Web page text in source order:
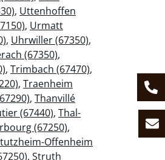
, Uttenhoffen
, Urmatt
, Uhrwiller (67350),
(67350),
, Trimbach (67470),
, Traenheim
, Thanvillé
(67440), Thal-
(67250),
Offenheim
, Struth